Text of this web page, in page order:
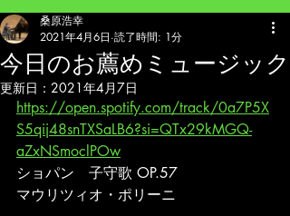
今日のお薦めミュージック
桑原浩幸
2021年4月6日 読了時間: 1分
更新日： 2021年4月7日
https://open.spotify.com/track/0a7P5X
S5qij48snTXSaLB6?si=QTx29kMGQ-
aZxNSmoclPOw
ショパン　子守歌 OP.57
マウリツィオ・ポリーニ